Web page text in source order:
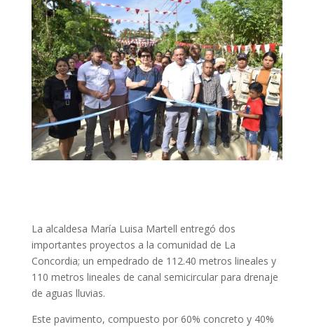
La alcaldesa María Luisa Martell entregó dos
importantes proyectos a la comunidad de La
Concordia; un empedrado de 112.40 metros lineales y
110 metros lineales de canal semicircular para drenaje
de aguas lluvias.
Este pavimento, compuesto por 60% concreto y 40%